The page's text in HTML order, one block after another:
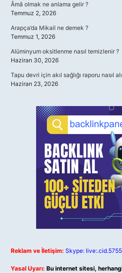
Âmâ olmak ne anlama gelir ?
Temmuz 2, 2026
Arapça’da Mikail ne demek ?
Temmuz 1, 2026
Alüminyum oksitlenme nasıl temizlenir ?
Haziran 30, 2026
Tapu devri için akıl sağlığı raporu nasıl
Haziran 23, 2026
Reklam ve İletişim: Skype:
Yasal Uyarı: Bu internet sitesi,